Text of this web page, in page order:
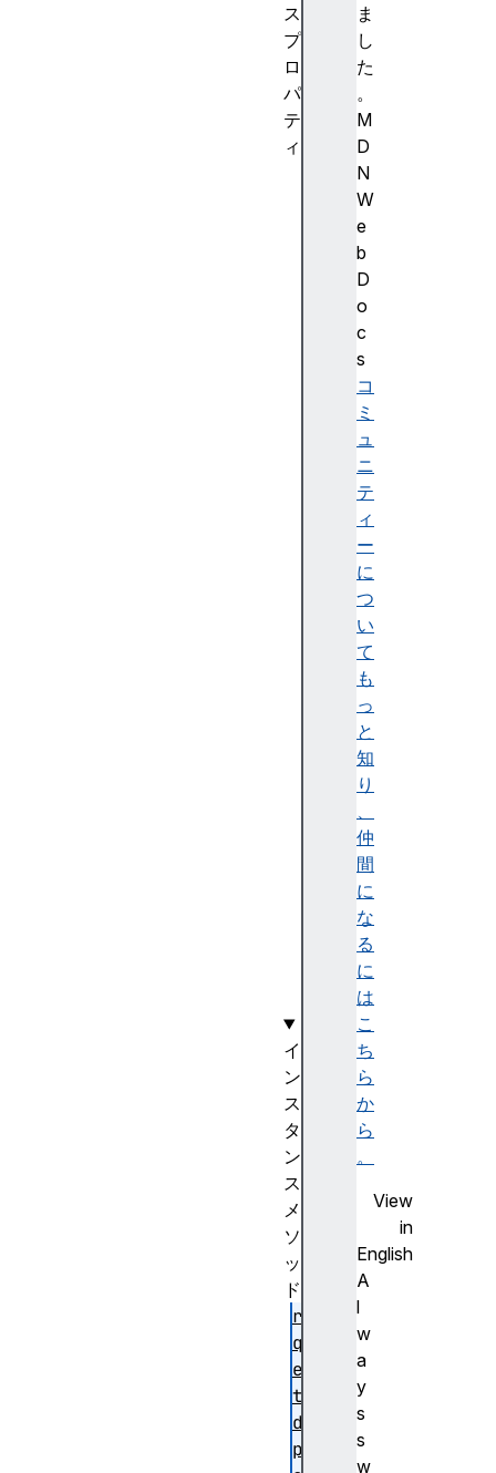
ま
し
た
。
M
D
N
W
e
b
D
o
c
s
コ
ミ
ュ
ニ
テ
ィ
ー
に
つ
い
て
も
っ
と
知
り
、
仲
間
に
な
る
に
は
こ
ち
ら
か
ら
。
View
in
English
A
l
w
a
y
s
s
w
ス
プ
ロ
パ
テ
ィ
イ
ン
ス
タ
ン
ス
メ
ソ
ッ
ド
re
qu
es
tA
da
pt